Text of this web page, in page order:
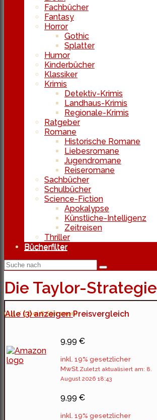
Fachbücher
Fantasy
Horror
Gothic
Splatter
Humor
Kinderbücher
Klassiker
Krimis
Detektiv-Krimis
Landhaus-Krimis
Regionale-Krimis
Ratgeber
Romane
Historische Romane
Liebesromane
Jugendromane
Reiseromane
Sachbücher
Schulbücher
Science-Fiction
Apokalypse
Künstliche-Intelligenz
Zeitreisen
Thriller
Bücherfilter
Die Taylor-Strategie
(3.5 / 5 bei 8 Stimmen)
Alle (3) anzeigenPreisvergleich
9,99 €
inkl. 19% gesetzlicher
MwSt. Zuletzt aktualisiert am: 8.
August 2026 18:43
9,99 €
inkl. 19% gesetzlicher